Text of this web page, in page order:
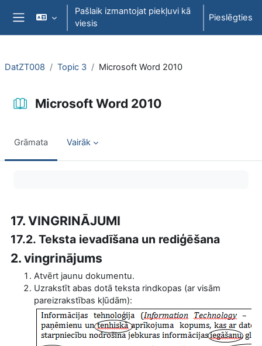
Atvērt galveno saturu
Sānu panelis
Pašlaik izmantojat piekļuvi kā
viesis
Pieslēgties
DatZT008 Topic 3 Microsoft Word 2010
Microsoft Word 2010
Grāmata Vairāk
17. VINGRINĀJUMI
17.2. Teksta ievadīšana un rediģēšana
2. vingrinājums
Atvērt jaunu dokumentu.
Uzrakstīt abas dotā teksta rindkopas (ar visām
pareizrakstības kļūdām):